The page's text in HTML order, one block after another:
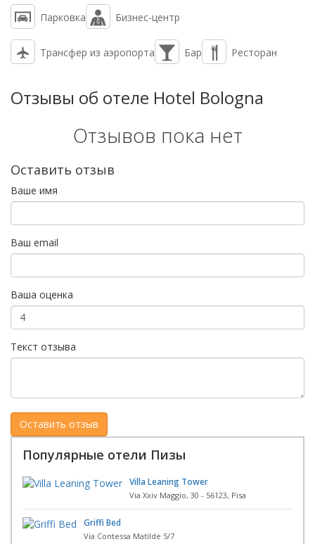
Парковка Бизнес-центр
Трансфер из аэропорта Бар Ресторан
Отзывы об отеле Hotel Bologna
Отзывов пока нет
Оставить отзыв
Ваше имя
Ваш email
Ваша оценка
Текст отзыва
Популярные отели Пизы
Villa Leaning Tower
Via Xxiv Maggio, 30 - 56123, Pisa
Griffi Bed
Via Contessa Matilde 5/7